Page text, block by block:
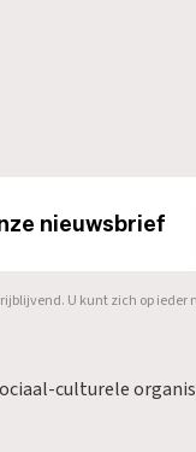
nieuwsbrief
U kunt zich op
culturele